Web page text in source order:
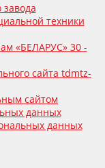
завода
техники
«БЕЛАРУС» 30 -
сайта tdmtz-
сайтом
данных
данных